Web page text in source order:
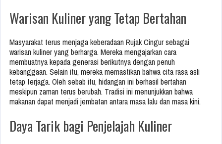
Warisan Kuliner yang Tetap Bertahan
Masyarakat terus menjaga keberadaan Rujak Cingur sebagai
warisan kuliner yang berharga. Mereka mengajarkan cara
membuatnya kepada generasi berikutnya dengan penuh
kebanggaan. Selain itu, mereka memastikan bahwa cita rasa asli
tetap terjaga. Oleh sebab itu, hidangan ini berhasil bertahan
meskipun zaman terus berubah. Tradisi ini menunjukkan bahwa
makanan dapat menjadi jembatan antara masa lalu dan masa kini.
Daya Tarik bagi Penjelajah Kuliner